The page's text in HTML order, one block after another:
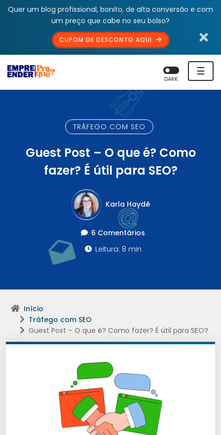
Quer um blog profissional, bonito, de alta conversão e com
um preço que cabe no seu bolso?
CUPOM DE DESCONTO AQUI
☰
DARK
TRÁFEGO COM SEO
Guest Post – O que é? Como
fazer? É útil para SEO?
Karla Haydê
6 Comentários
Leitura: 8 min
Início
Tráfego com SEO
Guest Post – O que é? Como fazer? É útil para SEO?